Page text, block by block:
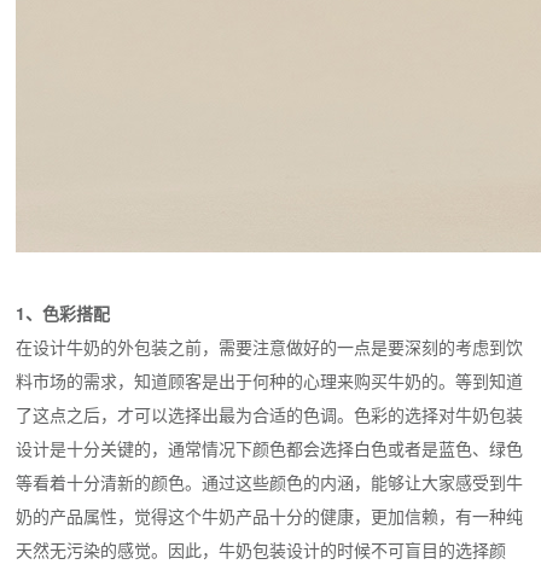
1、色彩搭配
在设计牛奶的外包装之前，需要注意做好的一点是要深刻的考虑到饮
料市场的需求，知道顾客是出于何种的心理来购买牛奶的。等到知道
了这点之后，才可以选择出最为合适的色调。色彩的选择对牛奶包装
设计是十分关键的，通常情况下颜色都会选择白色或者是蓝色、绿色
等看着十分清新的颜色。通过这些颜色的内涵，能够让大家感受到牛
奶的产品属性，觉得这个牛奶产品十分的健康，更加信赖，有一种纯
天然无污染的感觉。因此，牛奶包装设计的时候不可盲目的选择颜